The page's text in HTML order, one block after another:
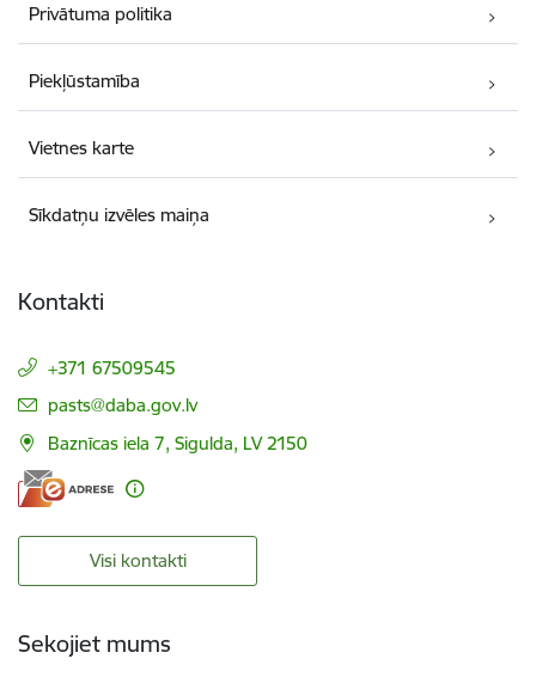
Privātuma politika
Piekļūstamība
Vietnes karte
Sīkdatņu izvēles maiņa
Kontakti
+371 67509545
E-pasts:
pasts@daba.gov.lv
Baznīcas iela 7, Sigulda, LV 2150
Visi kontakti
Sekojiet mums